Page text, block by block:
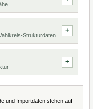
Strukturdaten
und Importdaten stehen auf